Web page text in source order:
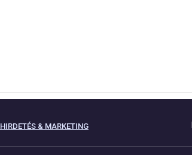
HIRDETÉS & MARKETING